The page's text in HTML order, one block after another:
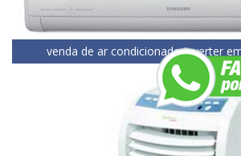
venda de ar condicionado inverter